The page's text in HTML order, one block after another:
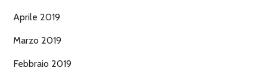
Aprile 2019
Marzo 2019
Febbraio 2019